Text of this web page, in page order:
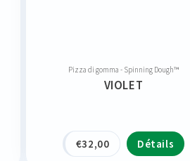
Pizza di gomma - Spinning Dough™
VIOLET
€32,00 Détails